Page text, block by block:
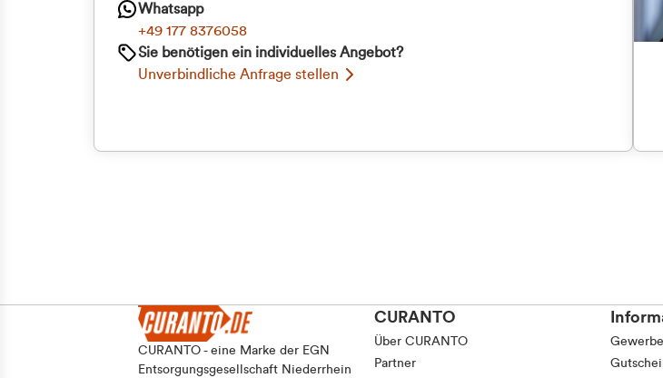
Whatsapp
+49 177 8376058
Sie benötigen ein individuelles Angebot?
Unverbindliche Anfrage stellen
CURANTO - eine Marke der EGN
Entsorgungsgesellschaft Niederrhein
CURANTO
Über CURANTO
Partner